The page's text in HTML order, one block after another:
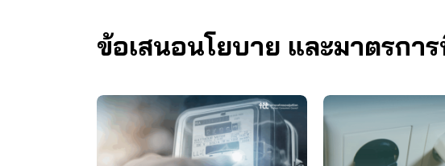
ข้อเสนอนโยบาย และมาตรกา